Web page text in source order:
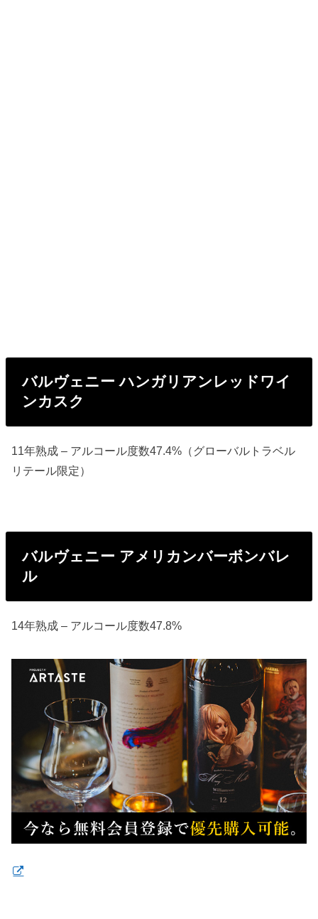
バルヴェニー ハンガリアンレッドワイ
ンカスク
11年熟成 – アルコール度数47.4%（グローバルトラベル
リテール限定）
バルヴェニー アメリカンバーボンバレ
ル
14年熟成 – アルコール度数47.8%